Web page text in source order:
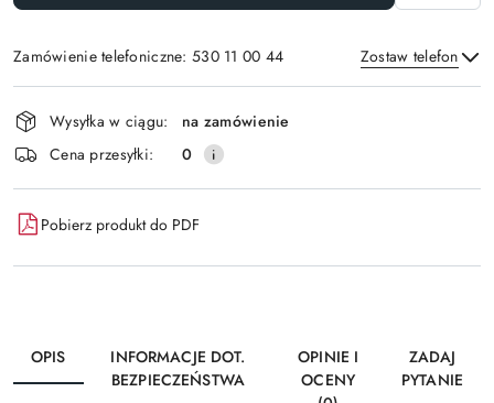
Zamówienie telefoniczne: 530 11 00 44 Zostaw telefon
Wyślij
Dostępność
i
dostawa
Wysyłka w ciągu:
na zamówienie
Cena przesyłki:
0
Pobierz produkt do PDF
OPIS
INFORMACJE DOT.
BEZPIECZEŃSTWA
OPINIE I
OCENY
ZADAJ
PYTANIE